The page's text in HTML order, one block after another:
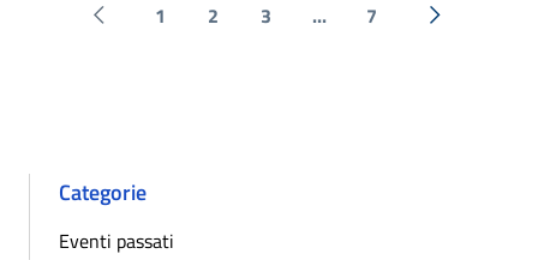
Pagina precedente
1 2 3 ... 7 Successiva
Categorie
Eventi passati